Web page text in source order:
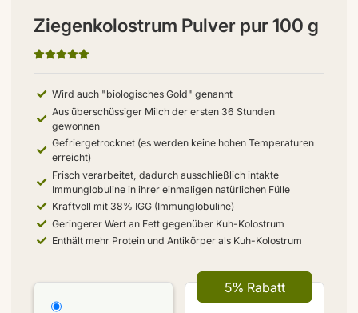
Ziegenkolostrum Pulver pur 100 g
Wird auch "biologisches Gold" genannt
Aus überschüssiger Milch der ersten 36 Stunden
gewonnen
Gefriergetrocknet (es werden keine hohen Temperaturen
erreicht)
Frisch verarbeitet, dadurch ausschließlich intakte
Immunglobuline in ihrer einmaligen natürlichen Fülle
Kraftvoll mit 38% IGG (Immunglobuline)
Geringerer Wert an Fett gegenüber Kuh-Kolostrum
Enthält mehr Protein und Antikörper als Kuh-Kolostrum
5% Rabatt